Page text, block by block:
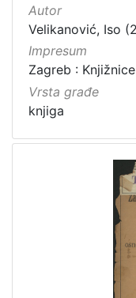
Autor
Velikanović, Iso
Impresum
Zagreb :
Vrsta građe
knjiga